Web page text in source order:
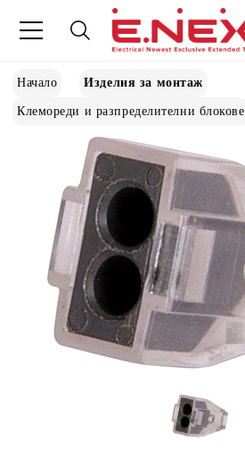
Начало Изделия за монтаж
Клемореди и разпределителни блокове